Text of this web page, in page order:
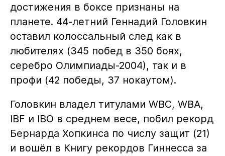
достижения в боксе признаны на
планете. 44-летний Геннадий Головкин
оставил колоссальный след как в
любителях (345 побед в 350 боях,
серебро Олимпиады-2004), так и в
профи (42 победы, 37 нокаутом).
Головкин владел титулами WBC, WBA,
IBF и IBO в среднем весе, побил рекорд
Бернарда Хопкинса по числу защит (21)
и вошёл в Книгу рекордов Гиннесса за